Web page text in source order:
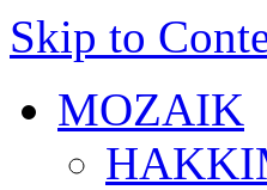
Skip to
MOZAIK